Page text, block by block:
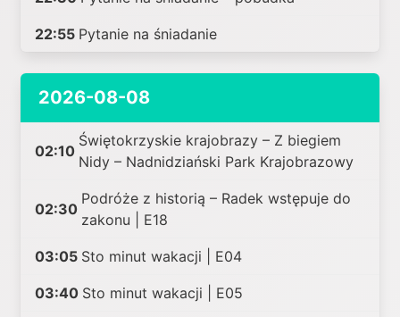
22:55 Pytanie na śniadanie
2026-08-08
02:10
Świętokrzyskie krajobrazy – Z biegiem
Nidy – Nadnidziański Park Krajobrazowy
02:30
Podróże z historią – Radek wstępuje do
zakonu | E18
03:05 Sto minut wakacji | E04
03:40 Sto minut wakacji | E05